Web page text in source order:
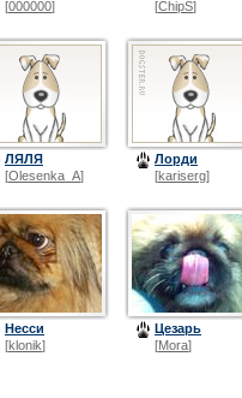
[000000]
[ChipS]
ЛЯЛЯ
[Olesenka_A]
Лорди
[kariserg]
Несси
[klonik]
Цезарь
[Mora]